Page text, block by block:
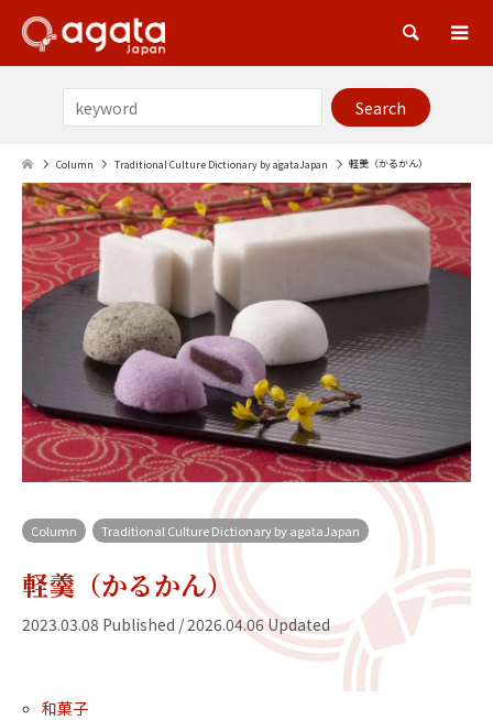
Column Traditional Culture Dictionary by agataJapan 軽羹（かるかん）
Column Traditional Culture Dictionary by agataJapan
軽羹（かるかん）
2023.03.08 Published / 2026.04.06 Updated
和菓子